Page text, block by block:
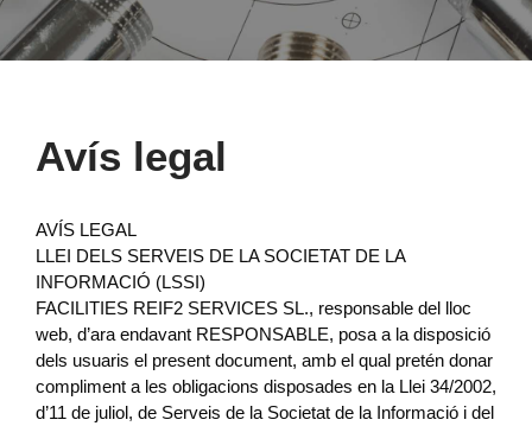
Avís legal
AVÍS LEGAL
LLEI DELS SERVEIS DE LA SOCIETAT DE LA
INFORMACIÓ (LSSI)
FACILITIES REIF2 SERVICES SL., responsable del lloc
web, d’ara endavant RESPONSABLE, posa a la disposició
dels usuaris el present document, amb el qual pretén donar
compliment a les obligacions disposades en la Llei 34/2002,
d’11 de juliol, de Serveis de la Societat de la Informació i del